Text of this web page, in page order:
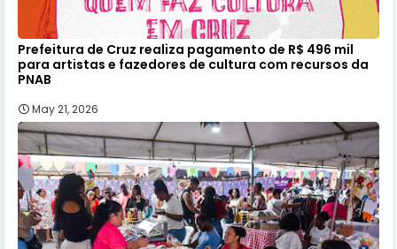
Prefeitura de Cruz realiza pagamento de R$ 496 mil
para artistas e fazedores de cultura com recursos da
PNAB
May 21, 2026